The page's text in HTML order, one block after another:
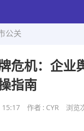
公关
危机：企业
指南
15:17 作者 : CYR 浏览